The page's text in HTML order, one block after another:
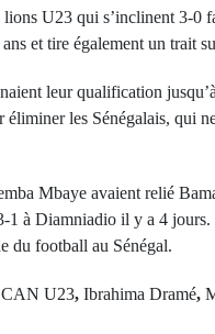
U23 qui s’inclinent 3-0
et tire également un trait
leur qualification
éliminer les Sénégalais, qui
Mbaye avaient relié
1 à Diamniadio il y a 4
du football au Sénégal.
CAN U23, Ibrahima Dramé,